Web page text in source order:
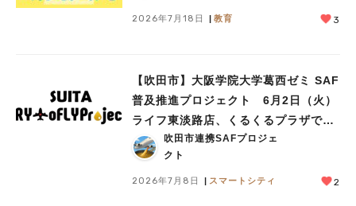
2026年7月18日 教育 3
【吹田市】大阪学院大学葛西ゼミ SAF
普及推進プロジェクト 6月2日（火）
ライフ東淡路店、くるくるプラザで見
学会を実施吹田市連携SAFプロジェ
クト
2026年7月8日 スマートシティ 2